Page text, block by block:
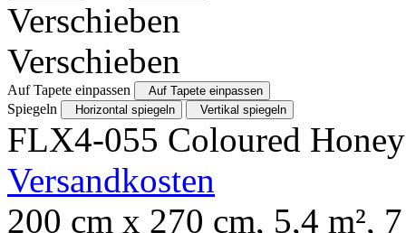
Verschieben
Verschieben
Auf Tapete einpassen Auf Tapete einpassen
Spiegeln Horizontal spiegeln Vertikal spiegeln
FLX4-055 Coloured Honey
Versandkosten
200 cm x 270 cm, 5,4 m², 7